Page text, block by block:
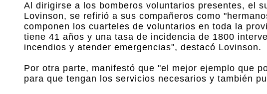
Al dirigirse a los bomberos voluntarios presentes, el
Lovinson, se refirió a sus compañeros como
componen los cuarteles de voluntarios en toda la
tiene 41 años y una tasa de incidencia de 1800
incendios y atender emergencias", destacó Lovinson.
Por otra parte, manifestó que "el mejor ejemplo que
para que tengan los servicios necesarios y también